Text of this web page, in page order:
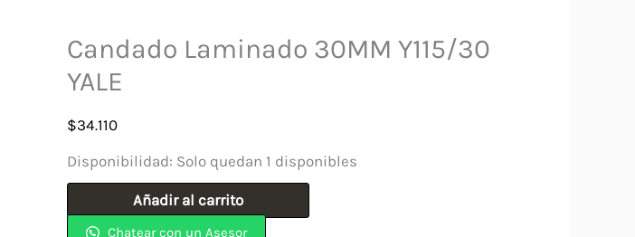
Candado Laminado 30MM Y115/30
YALE
$34.110
Disponibilidad: Solo quedan 1 disponibles
Laminado
Añadir al carrito
Chatear con un Asesor